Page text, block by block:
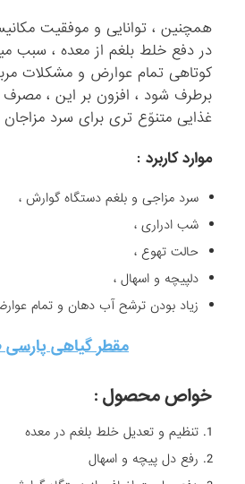
همچنین ، توانایی و موفقیت
در دفع خلط بلغم از معده ، سبب
کوتاهی تمام عوارض و مشکلات
برطرف شود ، افزون بر این ، مصرف
غذایی متنوّع تری برای سرد
موارد کاربرد :
سرد مزاجی و بلغم دستگاه گوارش ،
شب ادراری ،
حالت تهوع ،
دلپیچه و اسهال ،
زیاد بودن ترشح آب دهان و تمام
مقطر گیاهی
خواص محصول :
تنظیم و تعدیل خلط بلغم در معده
رفع دل پیچه و اسهال